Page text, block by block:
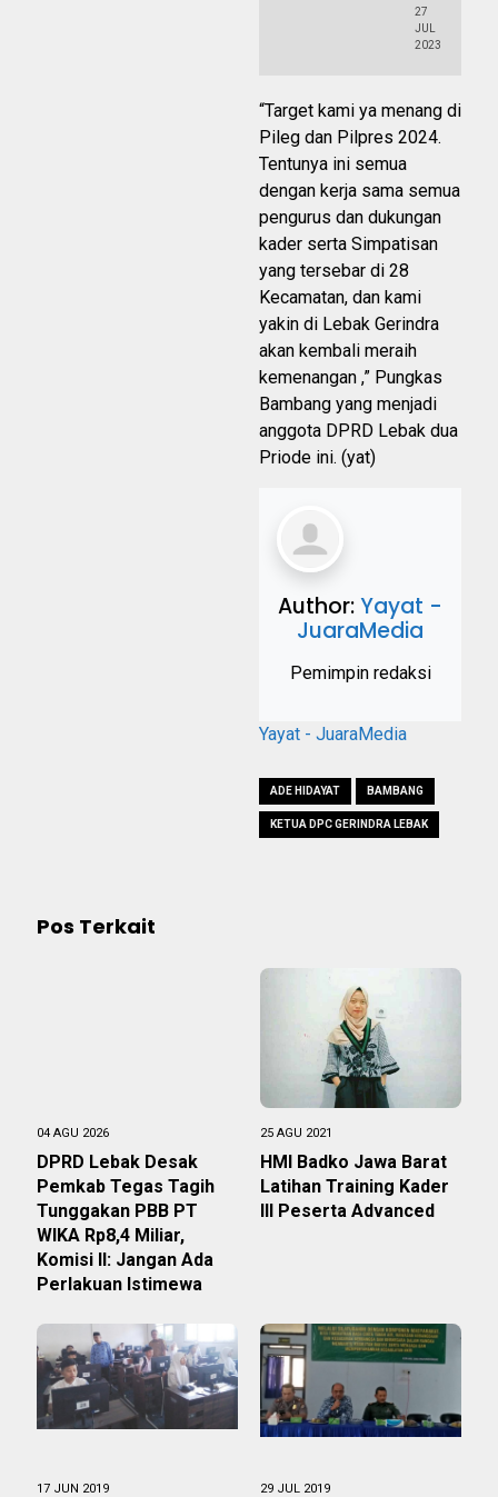
27
JUL
2023
“Target kami ya menang di
Pileg dan Pilpres 2024.
Tentunya ini semua
dengan kerja sama semua
pengurus dan dukungan
kader serta Simpatisan
yang tersebar di 28
Kecamatan, dan kami
yakin di Lebak Gerindra
akan kembali meraih
kemenangan ,” Pungkas
Bambang yang menjadi
anggota DPRD Lebak dua
Priode ini. (yat)
Author:Yayat -
JuaraMedia
Pemimpin redaksi
Yayat - JuaraMedia
ADE HIDAYAT BAMBANG
KETUA DPC GERINDRA LEBAK
Pos Terkait
04 AGU 2026
DPRD Lebak Desak
Pemkab Tegas Tagih
Tunggakan PBB PT
WIKA Rp8,4 Miliar,
Komisi II: Jangan Ada
Perlakuan Istimewa
25 AGU 2021
HMI Badko Jawa Barat
Latihan Training Kader
lll Peserta Advanced
17 JUN 2019 29 JUL 2019